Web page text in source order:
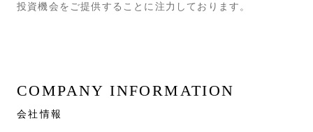
投資機会をご提供することに注力しております。
COMPANY INFORMATION
会社情報